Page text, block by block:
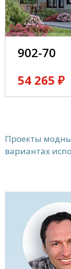
902-70
54 265 ₽
Проекты
вариантах